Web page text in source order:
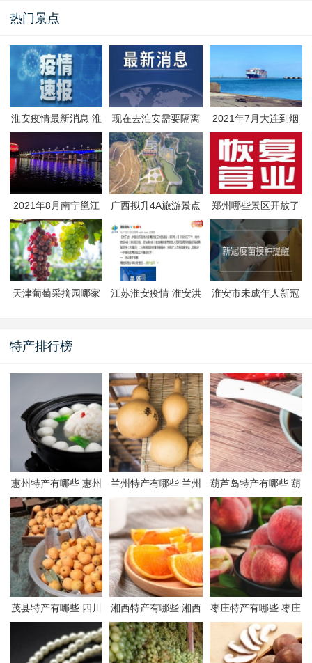
热门景点
淮安疫情最新消息 淮
安疫情防控政策
现在去淮安需要隔离
吗 淮安最新隔离政策
2021年7月大连到烟
台航线因台风停航
2021年8月南宁邕江
夜游活动
广西拟升4A旅游景点
郑州哪些景区开放了
郑州景区什么时候恢
复开放
天津葡萄采摘园哪家
江苏淮安疫情 淮安洪
淮安市未成年人新冠
特产排行榜
惠州特产有哪些 惠州
有哪些特产
兰州特产有哪些 兰州
有哪些特产
葫芦岛特产有哪些 葫
芦岛有哪些特产
茂县特产有哪些 四川
茂县有哪些特产
湘西特产有哪些 湘西
有哪些特产
枣庄特产有哪些 枣庄
有哪些特产